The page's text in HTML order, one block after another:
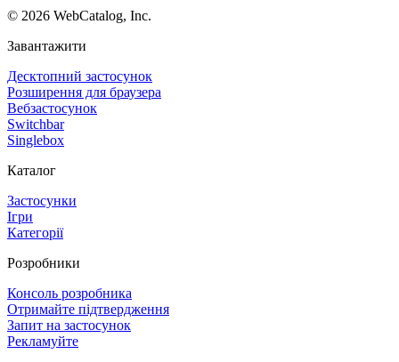
© 2026 WebCatalog, Inc.
Завантажити
Десктопний застосунок
Розширення для браузера
Вебзастосунок
Switchbar
Singlebox
Каталог
Застосунки
Ігри
Категорії
Розробники
Консоль розробника
Отримайте підтвердження
Запит на застосунок
Рекламуйте